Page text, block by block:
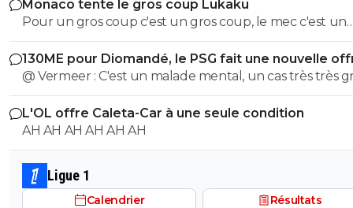
Monaco tente le gros coup Lukaku
Pour un gros coup c'est un gros coup, le mec c'est un
Sumotori !
130ME pour Diomandé, le PSG fait une nouvelle
@ Vermeer : C'est un malade mental, un cas très très
Beaucoup plus grave que l'autre porc sur maxi.
L'OL offre Caleta-Car à une seule condition
AH AH AH AH AH AH
Ligue 1
Calendrier Résultats